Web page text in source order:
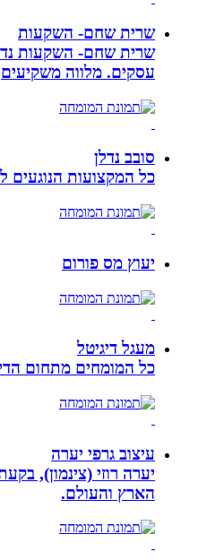
שרית שחם- השקעות
שרית שחם- השקעות
עסקים‏. ‏מלווה
סובב נדלן
כל המקצועות הנוגעים
יעוץ מס פורום
מעגל דיגיטל
כל המומחים מתחום
עיצוב גרפי יערה
יערה רוזי (צינמון),
הארץ והעולם.